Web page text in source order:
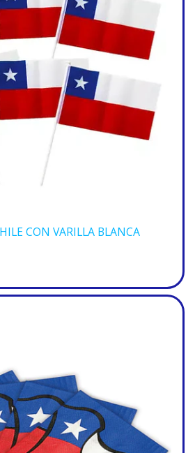
CON VARILLA BLANCA